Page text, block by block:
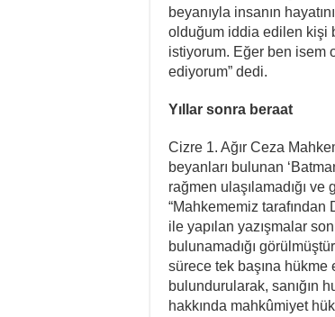
beyanıyla insanın
olduğum iddia edilen kişi
istiyorum. Eğer ben isem
ediyorum” dedi.
Yıllar sonra beraat
Cizre 1. Ağır Ceza
beyanları bulunan
rağmen ulaşılamadığı ve
“Mahkememiz tarafından
ile yapılan yazışmalar
bulunamadığı
sürece tek başına
bulundurularak, sanığın
hakkında mahkûmiyet